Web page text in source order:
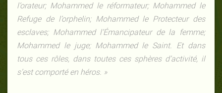
l’orateur; Mohammed le réformateur; Mohammed le
Refuge de l’orphelin; Mohammed le Protecteur des
esclaves; Mohammed l’Émancipateur de la femme;
Mohammed le juge; Mohammed le Saint. Et dans
tous ces rôles, dans toutes ces sphères d’activité, il
s’est comporté en héros. »